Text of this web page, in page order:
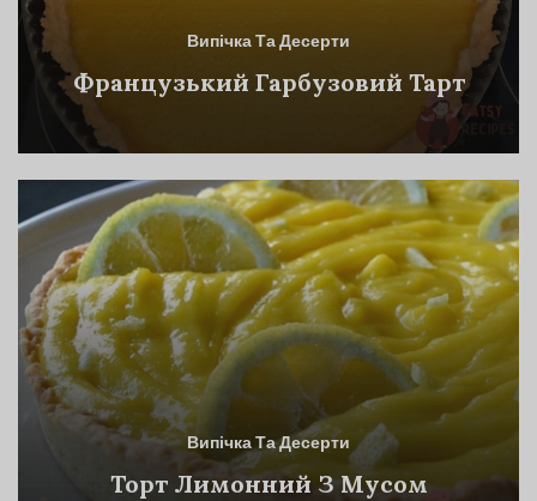
Випічка Та Десерти
Французький Гарбузовий Тарт
Випічка Та Десерти
Торт Лимонний З Мусом